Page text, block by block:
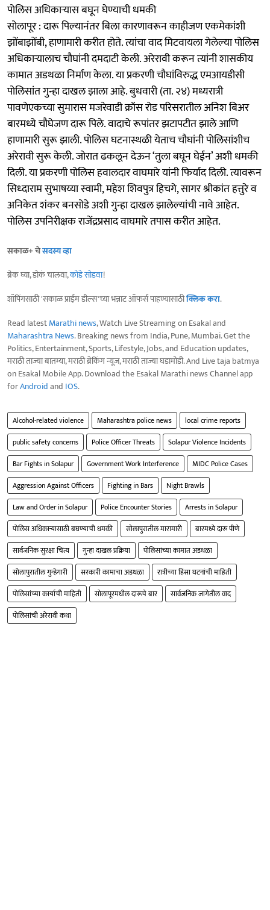
पोलिस अधिकाऱ्यास बघून घेण्याची धमकी
सोलापूर : दारू पिल्यानंतर बिला कारणावरून काहीजण एकमेकांशी
झोंबाझोंबी, हाणामारी करीत होते. त्यांचा वाद मिटवायला गेलेल्या पोलिस
अधिकाऱ्यालाच चौघांनी दमदाटी केली. अरेरावी करून त्यांनी शासकीय
कामात अडथळा निर्माण केला. या प्रकरणी चौघांविरुद्ध एमआयडीसी
पोलिसांत गुन्हा दाखल झाला आहे. बुधवारी (ता. २४) मध्यरात्री
पावणेएकच्या सुमारास मजरेवाडी क्रॉस रोड परिसरातील अनिश बिअर
बारमध्ये चौघेजण दारू पिले. वादाचे रूपांतर झटापटीत झाले आणि
हाणामारी सुरू झाली. पोलिस घटनास्थळी येताच चौघांनी पोलिसांशीच
अरेरावी सुरू केली. जोरात ढकलून देऊन ‘तुला बघून घेईन’ अशी धमकी
दिली. या प्रकरणी पोलिस हवालदार वाघमारे यांनी फिर्याद दिली. त्यावरून
सिध्दाराम सुभाषय्या स्वामी, महेश शिवपुत्र हिचगे, सागर श्रीकांत हत्तुरे व
अनिकेत शंकर बनसोडे अशी गुन्हा दाखल झालेल्यांची नावे आहेत.
पोलिस उपनिरीक्षक राजेंद्रप्रसाद वाघमारे तपास करीत आहेत.
सकाळ+ चेसदस्य व्हा
ब्रेक घ्या, डोकं चालवा,कोडे सोडवा!
शॉपिंगसाठी 'सकाळ प्राईम डील्स'च्या भन्नाट ऑफर्स पाहण्यासाठीक्लिक करा.
Read latestMarathi news, Watch Live Streaming on Esakal and
Maharashtra News. Breaking news from India, Pune, Mumbai. Get the
Politics, Entertainment, Sports, Lifestyle, Jobs, and Education updates,
मराठी ताज्या बातम्या, मराठी ब्रेकिंग न्यूज, मराठी ताज्या घडामोडी. And Live taja batmya
on Esakal Mobile App. Download the Esakal Marathi news Channel app
forAndroidand IOS.
Alcohol-related violence Maharashtra police news
local crime reports
public safety concerns
Police Officer Threats
Solapur Violence Incidents
Bar Fights in Solapur
Government Work Interference
MIDC Police Cases
Aggression Against Officers
Fighting in Bars
Night Brawls
Law and Order in Solapur
Police Encounter Stories
Arrests in Solapur
पोलिस अधिकाऱ्यासाठी बघण्याची धमकी
सोलापुरातील मारामारी
बारमध्ये दारू पीणे
सार्वजनिक सुरक्षा चिंत्य
गुन्हा दाखल प्रक्रिया
पोलिसांच्या कामात अडथळा
सोलापुरातील गुन्हेगारी
सरकारी कामाचा अडथळा
रात्रीच्या हिंसा घटनांची माहिती
पोलिसांच्या कार्याची माहिती
सोलापूरमधील दारूचे बार
सार्वजनिक जागेतील वाद
पोलिसांची अरेरावी कथा